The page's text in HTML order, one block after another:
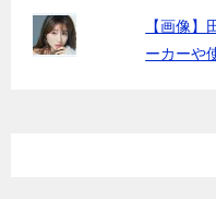
【画像
ーカーや